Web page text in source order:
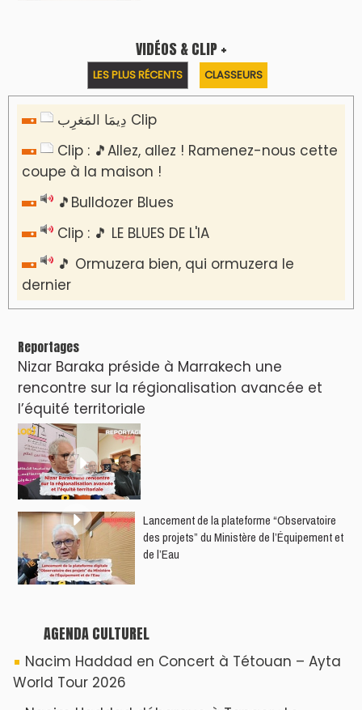
VIDÉOS & CLIP +
LES PLUS RÉCENTS CLASSEURS
دِيمَا المَغرِب Clip
Clip : 🎵Allez, allez ! Ramenez-nous cette
coupe à la maison !
🎵Bulldozer Blues
Clip : 🎵 LE BLUES DE L'IA
🎵 Ormuzera bien, qui ormuzera le
dernier
Reportages
Nizar Baraka préside à Marrakech une
rencontre sur la régionalisation avancée et
l’équité territoriale
​Lancement de la plateforme “Observatoire
des projets” du Ministère de l’Équipement et
de l’Eau
AGENDA CULTUREL
Nacim Haddad en Concert à Tétouan – Ayta
World Tour 2026